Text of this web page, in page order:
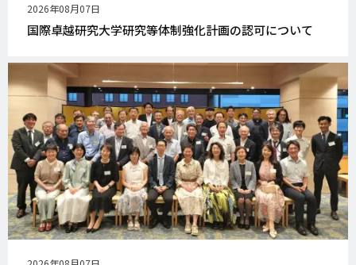
公
開
日
2026年08月07日
国際卓越研究大学研究等体制強化計画の認可について